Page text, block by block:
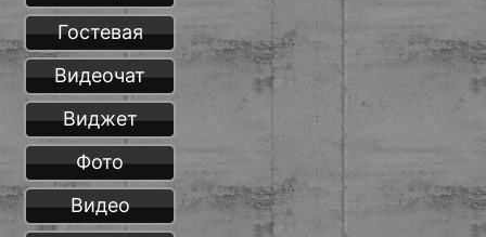
Гостевая
Видеочат
Виджет
Фото
Видео